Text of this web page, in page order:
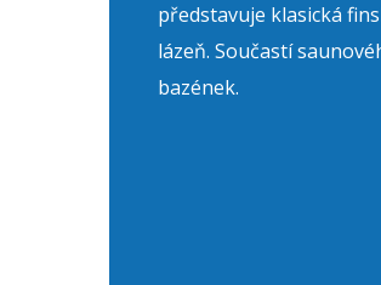
představuje klasická
lázeň. Součastí
bazének.